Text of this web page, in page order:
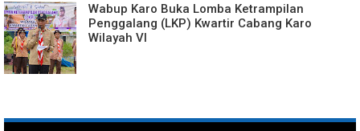
Wabup Karo Buka Lomba Ketrampilan
Penggalang (LKP) Kwartir Cabang Karo
Wilayah VI